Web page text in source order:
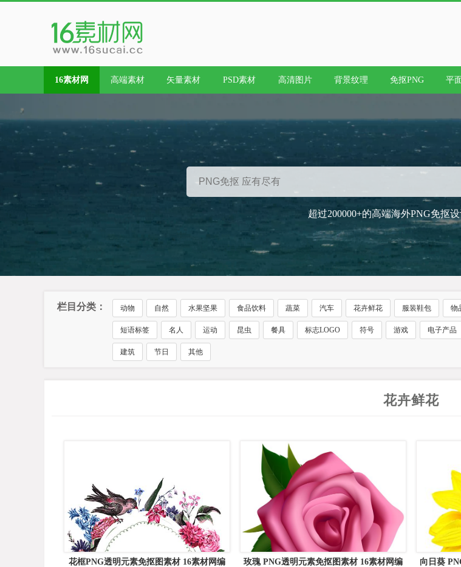
16素材网 高端素材 矢量素材 PSD素材 高清图片 背景纹理 免抠PNG 平
超过200000+的高端海外PNG免抠设
栏目分类： 动物 自然 水果坚果 食品饮料 蔬菜 汽车 花卉鲜花 服装鞋包 物
短语标签 名人 运动 昆虫 餐具 标志LOGO 符号 游戏 电子产品
建筑 节日 其他
花卉鲜花
花框PNG透明元素免抠图素材 16素材网编
玫瑰 PNG透明元素免抠图素材 16素材网编
向日葵